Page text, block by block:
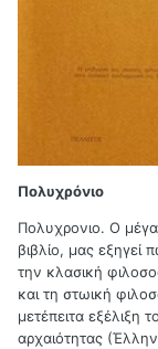
Πολυχρόνιο
Πολυχρονιο. Ο
βιβλίο, μας εξηγεί
την κλασική
και τη στωική
μετέπειτα εξέλιξη
αρχαιότητας